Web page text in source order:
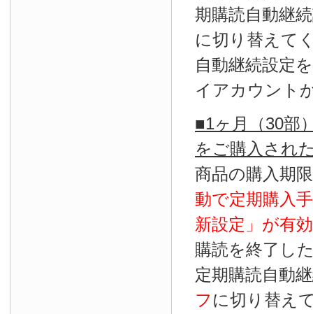
期購読自動継
に切り替えて
自動継続設定
イアカウント
■1ヶ月（30部
をご購入され
商品の購入期
動で定期購入
新設定」が有効
購読を終了し
定期購読自動
フ に切り替え